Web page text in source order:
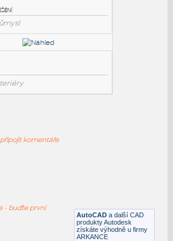
součásti
:
svorka
Instalace
Průmysl
AutoCAD a další CAD
produkty Autodesk
získáte výhodně u firmy
ARKANCE
komentáře
- buďte první